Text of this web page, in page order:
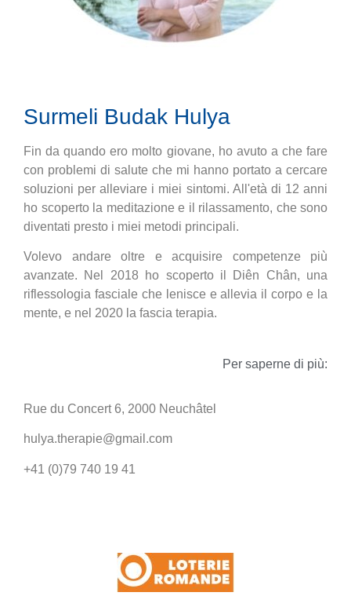
Surmeli Budak Hulya
Fin da quando ero molto giovane, ho avuto a che fare
con problemi di salute che mi hanno portato a cercare
soluzioni per alleviare i miei sintomi. All'età di 12 anni
ho scoperto la meditazione e il rilassamento, che sono
diventati presto i miei metodi principali.
Volevo andare oltre e acquisire competenze più
avanzate. Nel 2018 ho scoperto il Diên Chân, una
riflessologia fasciale che lenisce e allevia il corpo e la
mente, e nel 2020 la fascia terapia.
Per saperne di più:
Rue du Concert 6, 2000 Neuchâtel
hulya.therapie@gmail.com
+41 (0)79 740 19 41